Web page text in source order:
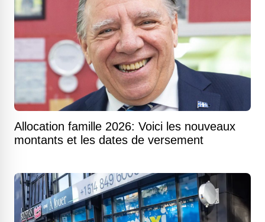
Allocation famille 2026: Voici les nouveaux
montants et les dates de versement